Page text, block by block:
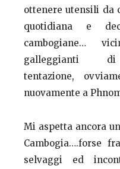
ottenere utensili da
quotidiana e
cambogiane…
galleggianti di
tentazione,
nuovamente a
Mi aspetta ancora
Cambogia….forse
selvaggi ed